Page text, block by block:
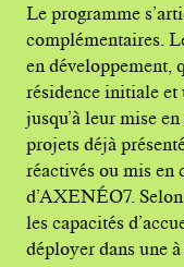
Le programme
complémentaires.
en développement,
résidence initiale et
jusqu’à leur mise
projets déjà
réactivés ou mis en
d’AXENÉO7.
les capacités
déployer dans une